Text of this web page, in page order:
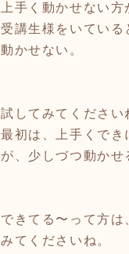
上手く動かせない方
受講生様をいてい
動かせない。
試してみてください
最初は、上手くでき
が、少しづつ動かせ
できてる〜って方は
みてくださいね。